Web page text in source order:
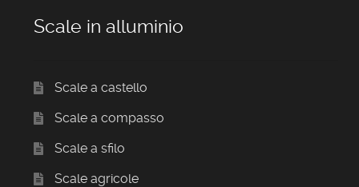
Scale in alluminio
Scale a castello
Scale a compasso
Scale a sfilo
Scale agricole